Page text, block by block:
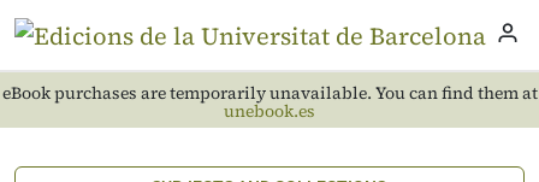
eBook purchases are temporarily unavailable. You can find them at
unebook.es